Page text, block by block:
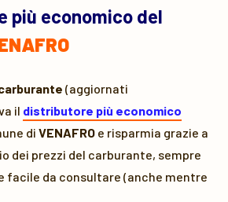
più economico del
(aggiornati
il distributore più economico
di VENAFRO e risparmia grazie a
dei prezzi del carburante, sempre
facile da consultare (anche mentre